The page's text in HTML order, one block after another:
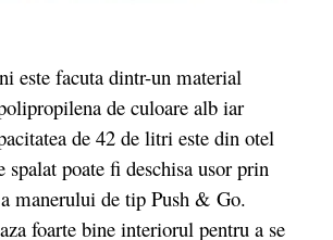
facuta dintr-un material
de culoare alb iar
de 42 de litri este din otel
spalat poate fi deschisa usor prin
manerului de tip Push & Go.
foarte bine interiorul pentru a se